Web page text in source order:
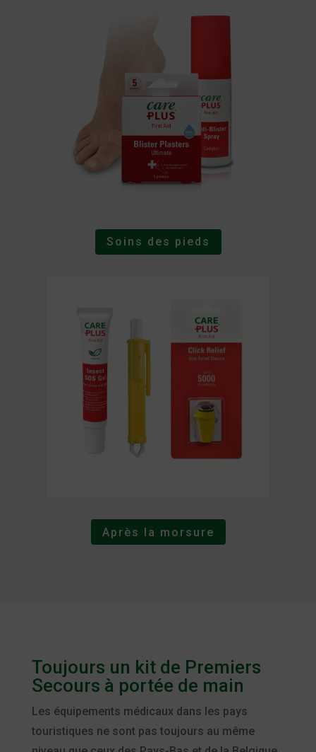
Soins des pieds
Après la morsure
Toujours un kit de Premiers
Secours à portée de main
Les équipements médicaux dans les pays
touristiques ne sont pas toujours au même